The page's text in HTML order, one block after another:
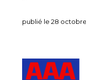
publié le 28